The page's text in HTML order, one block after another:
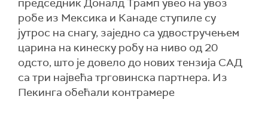
председник Доналд Трамп увео на увоз
робе из Мексика и Канаде ступиле су
јутрос на снагу, заједно са удвостручењем
царина на кинеску робу на ниво од 20
одсто, што је довело до нових тензија САД
са три највећа трговинска партнера. Из
Пекинга обећали контрамере